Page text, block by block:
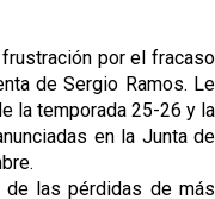
por el fracaso
de Sergio Ramos. Le
la temporada 25-26 y la
en la Junta de
de las pérdidas de más